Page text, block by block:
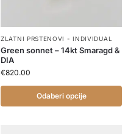
ZLATNI PRSTENOVI - INDIVIDUAL
Green sonnet – 14kt Smaragd &
DIA
€820.00
Odaberi opcije